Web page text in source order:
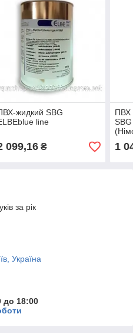
жидкий SBG
line
099,16₴
ПВХ
1
за рік
Україна
до 18:00